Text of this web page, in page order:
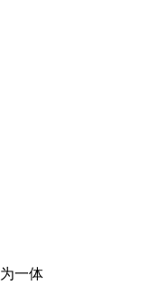
一体